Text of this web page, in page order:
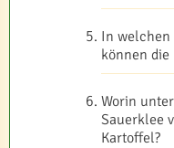
In welchen
können
Worin
Sauerklee
Kartoffel?